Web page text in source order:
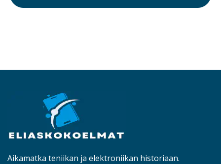
Aikamatka teniikan ja elektroniikan historiaan.